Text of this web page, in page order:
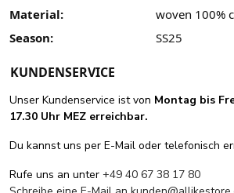
Material:
woven 100%
Season:
SS25
KUNDENSERVICE
Unser Kundenservice ist von Montag bis
17.30 Uhr MEZ erreichbar.
Du kannst uns per E-Mail oder telefonisch
Rufe uns an unter +49 40 67 38 17 80